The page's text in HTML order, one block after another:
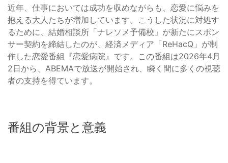
近年、仕事においては成功を収めながらも、恋愛に悩みを
抱える大人たちが増加しています。こうした状況に対処す
るために、結婚相談所「ナレソメ予備校」が新たにスポン
サー契約を締結したのが、経済メディア「ReHacQ」が制
作した恋愛番組『恋愛病院』です。この番組は2026年4月
2日から、ABEMAで放送が開始され、瞬く間に多くの視聴
者の支持を得ています。
番組の背景と意義